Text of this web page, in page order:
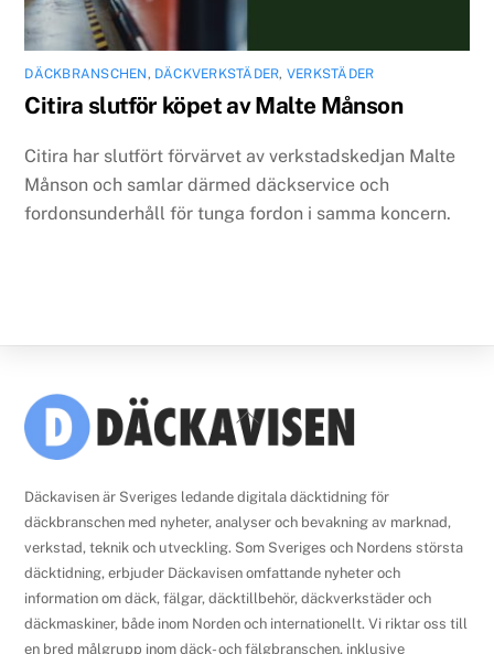
DÄCKBRANSCHEN, DÄCKVERKSTÄDER, VERKSTÄDER
Citira slutför köpet av Malte Månson
Citira har slutfört förvärvet av verkstadskedjan Malte
Månson och samlar därmed däckservice och
fordonsunderhåll för tunga fordon i samma koncern.
Back
To
Däckavisen är Sveriges ledande digitala däcktidning för
däckbranschen med nyheter, analyser och bevakning av marknad,
verkstad, teknik och utveckling. Som Sveriges och Nordens största
däcktidning, erbjuder Däckavisen omfattande nyheter och
information om däck, fälgar, däcktillbehör, däckverkstäder och
däckmaskiner, både inom Norden och internationellt. Vi riktar oss till
en bred målgrupp inom däck- och fälgbranschen, inklusive